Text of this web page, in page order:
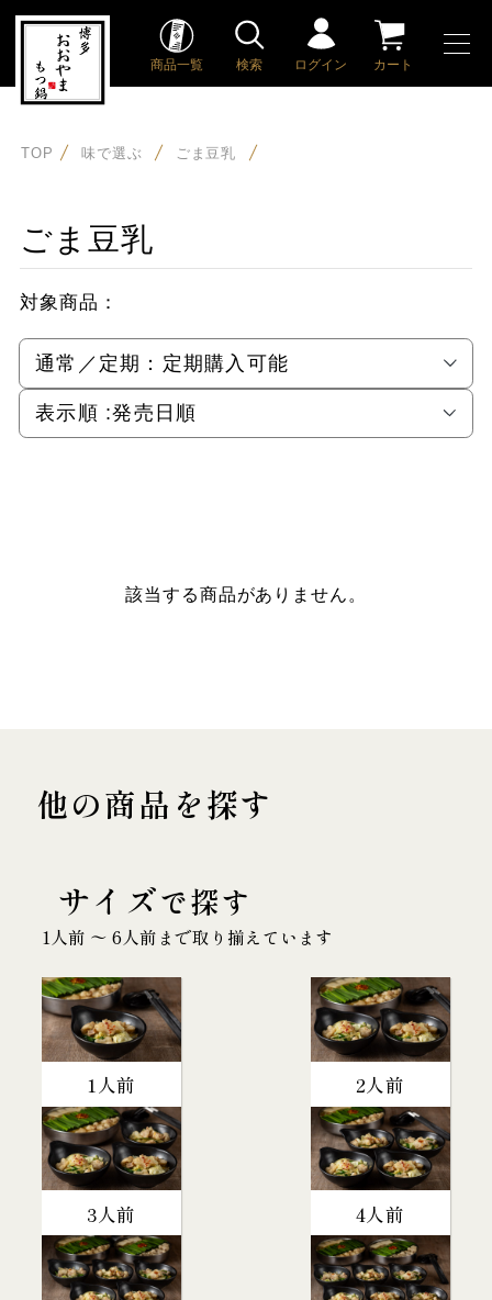
商品一覧 検索 ログイン カート
TOP 味で選ぶ ごま豆乳
ごま豆乳
対象商品：
通常／定期： 定期購入可能
表示順 :発売日順
該当する商品がありません。
他の商品を探す
サイズで探す
1人前 〜 6人前まで取り揃えています
1人前 2人前
3人前 4人前